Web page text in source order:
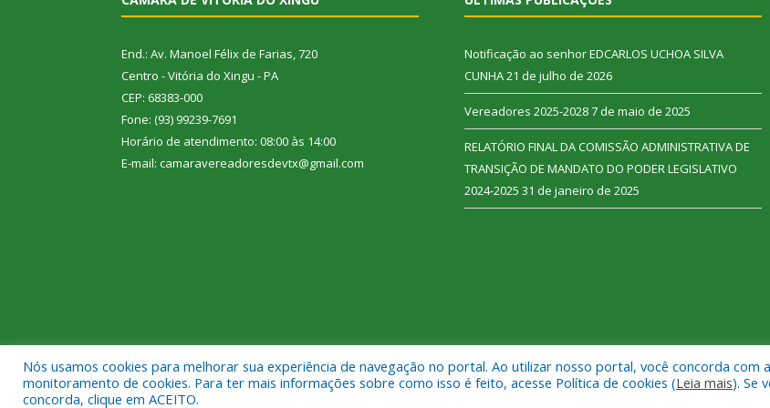
End.: Av. Manoel Félix de Farias, 720
Centro - Vitória do Xingu - PA
CEP: 68383-000
Fone: (93) 99239-7691
Horário de atendimento: 08:00 às 14:00
E-mail: camaravereadoresdevtx@gmail.com
Notificação ao senhor EDCARLOS UCHOA SILVA
CUNHA21 de julho de 2026
Vereadores 2025-20287 de maio de 2025
RELATÓRIO FINAL DA COMISSÃO ADMINISTRATIVA DE
TRANSIÇÃO DE MANDATO DO PODER LEGISLATIVO
2024-2025 31 de janeiro de 2025
Todos os direitos reservados a Câmara Municipal de Vitória do Xingu.
Nós usamos cookies para melhorar sua experiência de navegação no portal. Ao utilizar nosso portal, você concorda com
monitoramento de cookies. Para ter mais informações sobre como isso é feito, acesse Política de cookies (Leia mais). Se
concorda, clique em ACEITO.